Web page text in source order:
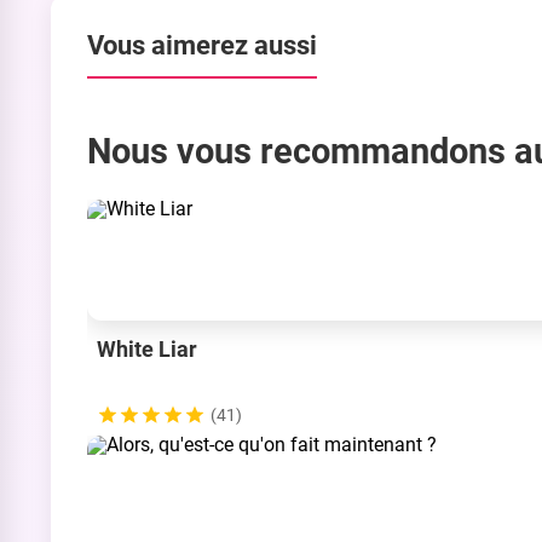
Vous aimerez aussi
Nous vous recommandons
White Liar
(41)